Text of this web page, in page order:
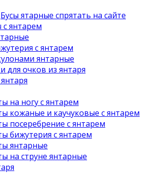
Бусы ятарные спрятать на сайте
янтарем
с янтарем
янтарные
для очков из янтаря
на ногу с янтарем
кожаные и каучуковые с янтарем
посеребрение с янтарем
бижутерия с янтарем
янтарные
на струне янтарные